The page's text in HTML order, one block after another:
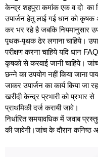
केन्द्र शहपुरा कमांक एक व दो का
उपार्जन हेतु लाई गई धान को कृषक
कर भर रहे है जबकि नियमानुसार
पृथक-पृथक ढेर लगाना चाहिये।
परीक्षण करना चाहिये यदि धान
कृषको से करवाई जानी चाहिये।
छन्ने का उपयोग नहीं किया जाना
जाकर उपार्जन का कार्य किया
खरीदी केन्द्र प्रभारी को प्रभार
प्राथमिकी दर्ज करायी जावे।
निर्धारित समयावधिक में जवाब
की जावेगी।जांच के दौरान कनिष्ठ